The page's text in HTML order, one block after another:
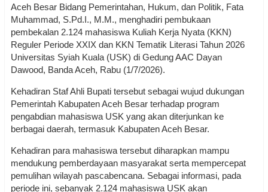
Aceh Besar Bidang Pemerintahan, Hukum, dan Politik, Fata
Muhammad, S.Pd.I., M.M., menghadiri pembukaan
pembekalan 2.124 mahasiswa Kuliah Kerja Nyata (KKN)
Reguler Periode XXIX dan KKN Tematik Literasi Tahun 2026
Universitas Syiah Kuala (USK) di Gedung AAC Dayan
Dawood, Banda Aceh, Rabu (1/7/2026).
Kehadiran Staf Ahli Bupati tersebut sebagai wujud dukungan
Pemerintah Kabupaten Aceh Besar terhadap program
pengabdian mahasiswa USK yang akan diterjunkan ke
berbagai daerah, termasuk Kabupaten Aceh Besar.
Kehadiran para mahasiswa tersebut diharapkan mampu
mendukung pemberdayaan masyarakat serta mempercepat
pemulihan wilayah pascabencana. Sebagai informasi, pada
periode ini, sebanyak 2.124 mahasiswa USK akan